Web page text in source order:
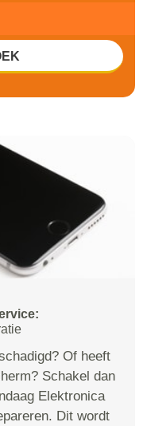
Of heeft
Schakel dan
Elektronica
Dit wordt